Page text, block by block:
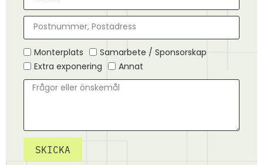
Monterplats
Samarbete / Sponsorskap
Extra exponering
Annat
SKICKA